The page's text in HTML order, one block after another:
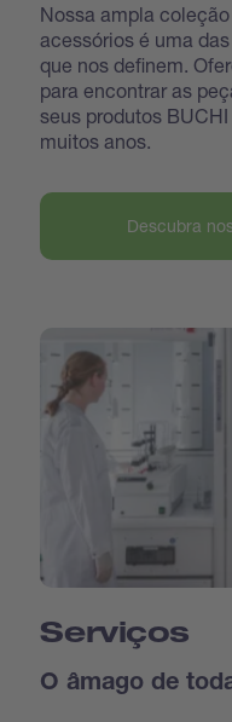
Nossa ampla
acessórios é uma
que nos definem.
para encontrar as
seus produtos
muitos anos.
Descubra
Serviços
O âmago de